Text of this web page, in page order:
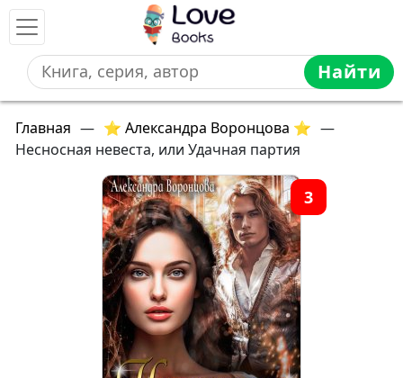
Найти
Главная — ⭐ Александра Воронцова ⭐ —
Несносная невеста, или Удачная партия
3